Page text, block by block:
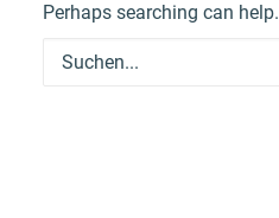
Perhaps searching can help.